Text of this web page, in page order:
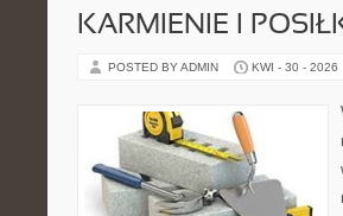
KARMIENIE I
POSTED BY ADMIN KWI - 30 - 2026